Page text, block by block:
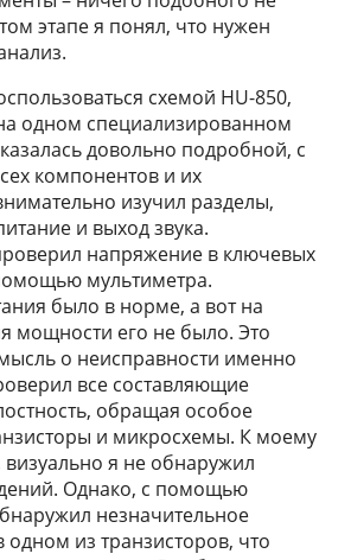
этапе я понял, что нужен
схемой HU-850,
одном специализированном
довольно подробной, с
компонентов и их
изучил разделы,
и выход звука.
напряжение в ключевых
мультиметра.
было в норме, а вот на
мощности его не было. Это
о неисправности именно
все составляющие
обращая особое
и микросхемы. К моему
я не обнаружил
Однако, с помощью
незначительное
одном из транзисторов, что